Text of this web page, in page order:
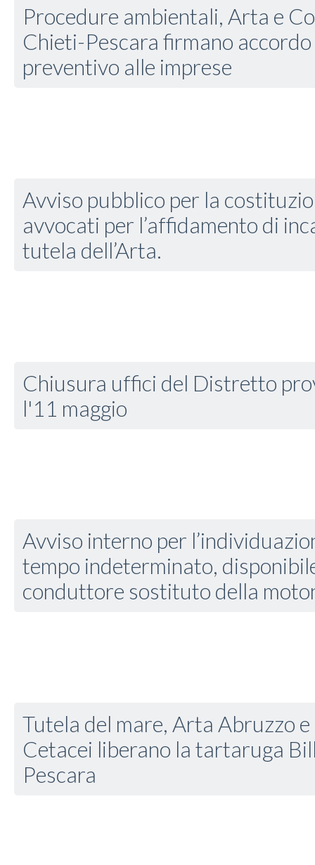
Procedure ambientali, Arta e
Chieti-Pescara firmano
preventivo alle imprese
Avviso pubblico per la
avvocati per l’affidamento di
tutela dell’Arta.
Chiusura uffici del Distretto
l'11 maggio
Avviso interno per
tempo indeterminato,
conduttore sostituto della
Tutela del mare, Arta Abruzzo
Cetacei liberano la tartaruga
Pescara